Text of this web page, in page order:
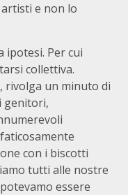
e non lo
ipotesi. Per cui
collettiva.
rivolga un minuto di
genitori,
con i biscotti
tutti alle nostre
essere